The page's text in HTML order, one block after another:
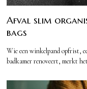
Afval slim
bags
Wie een winkelpand opfrist,
badkamer renoveert, merkt